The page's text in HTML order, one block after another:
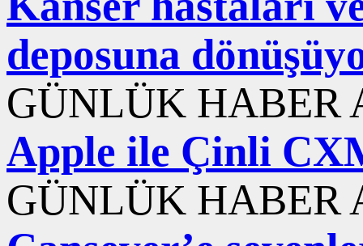
deposuna
GÜNLÜK HABER
Apple ile Çinli
GÜNLÜK HABER